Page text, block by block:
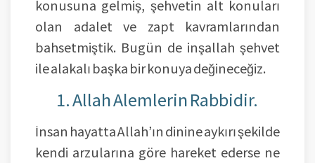
konusuna gelmiş, şehvetin alt konuları
olan adalet ve zapt kavramlarından
bahsetmiştik. Bugün de inşallah şehvet
ile alakalı başka bir konuya değineceğiz.
1. Allah Alemlerin Rabbidir.
İnsan hayatta Allah’ın dinine aykırı şekilde
kendi arzularına göre hareket ederse ne